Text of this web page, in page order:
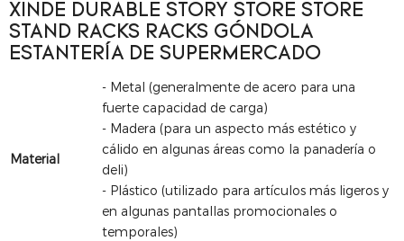
XINDE DURABLE STORY STORE STORE
STAND RACKS RACKS GÓNDOLA
ESTANTERÍA DE SUPERMERCADO
Material
- Metal (generalmente de acero para una
fuerte capacidad de carga)
- Madera (para un aspecto más estético y
cálido en algunas áreas como la panadería o
deli)
- Plástico (utilizado para artículos más ligeros y
en algunas pantallas promocionales o
temporales)